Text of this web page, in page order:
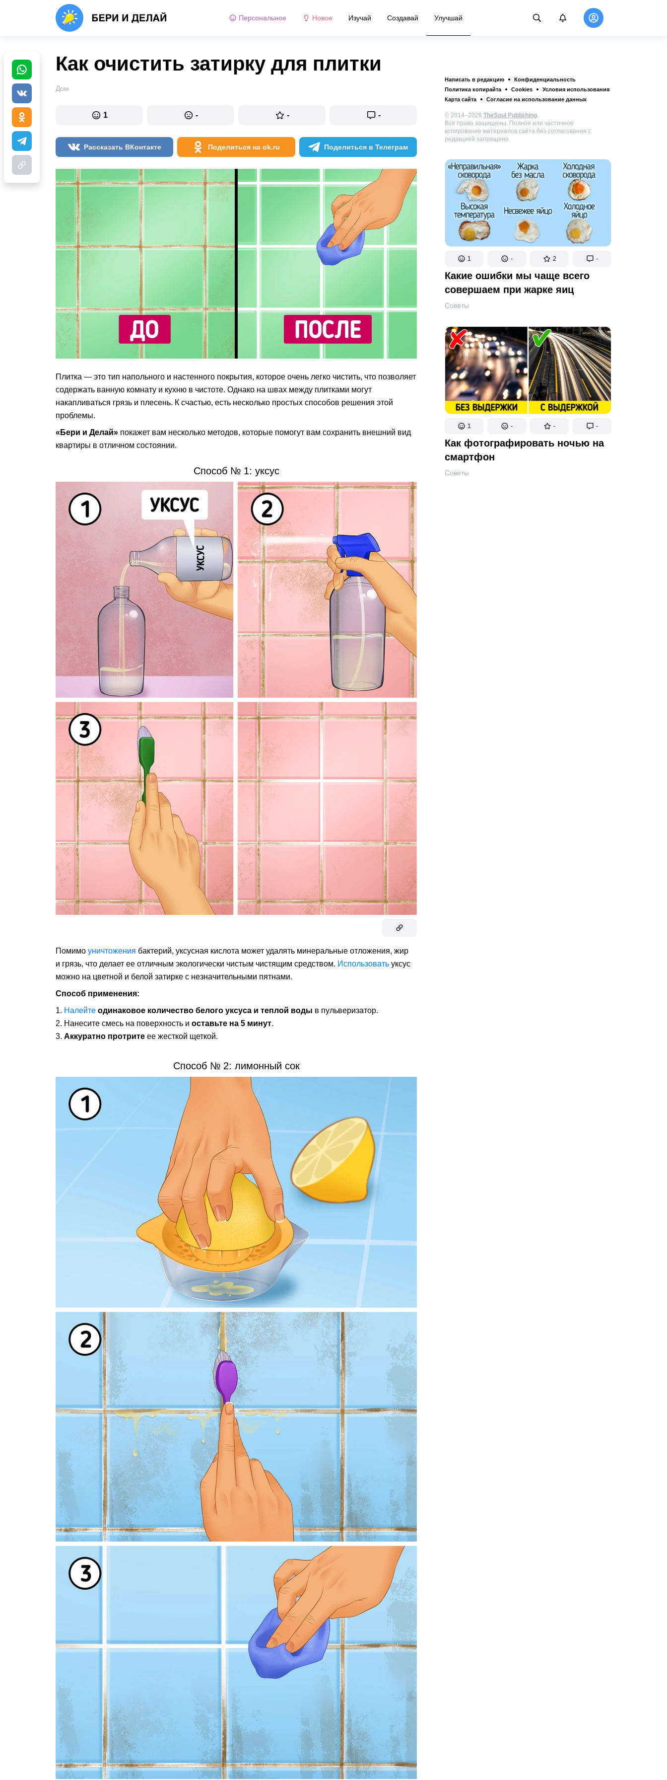
Персональное Новое Изучай Создавай Улучшай
Написать в редакцию
Конфиденциальность
Политика копирайта
Cookies
Условия использования
Карта сайта
Согласие на использование данных
© 2014–2026 TheSoul Publishing.
Все права защищены. Полное или частичное
копирование материалов сайта без согласования с
редакцией запрещено.
1 - 2 -
Какие ошибки мы чаще всего
совершаем при жарке яиц
Советы
1 - - -
Как фотографировать ночью на
смартфон
Советы
Как очистить затирку для плитки
Дом
1 - - -
Рассказать ВКонтакте Поделиться на ok.ru Поделиться в Телеграм
Плитка — это тип напольного и настенного покрытия, которое очень легко чистить, что позволяет
содержать ванную комнату и кухню в чистоте. Однако на швах между плитками могут
накапливаться грязь и плесень. К счастью, есть несколько простых способов решения этой
проблемы.
«Бери и Делай» покажет вам несколько методов, которые помогут вам сохранить внешний вид
квартиры в отличном состоянии.
Способ № 1: уксус
Помимо уничтожения бактерий, уксусная кислота может удалять минеральные отложения, жир
и грязь, что делает ее отличным экологически чистым чистящим средством. Использовать уксус
можно на цветной и белой затирке с незначительными пятнами.
Способ применения:
Налейте одинаковое количество белого уксуса и теплой воды в пульверизатор.
Нанесите смесь на поверхность и оставьте на 5 минут.
Аккуратно протрите ее жесткой щеткой.
Способ № 2: лимонный сок